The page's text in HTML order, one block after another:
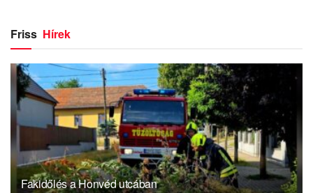
Friss Hírek
Fakidőlés a Honvéd utcában